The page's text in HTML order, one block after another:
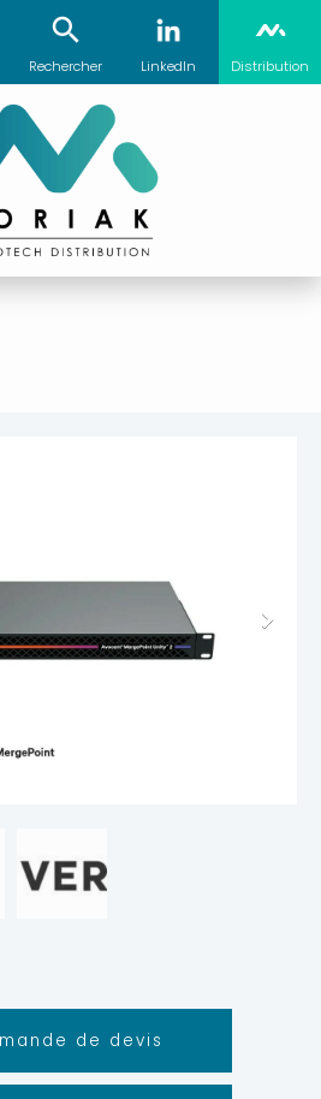
Rechercher LinkedIn Distribution
de devis